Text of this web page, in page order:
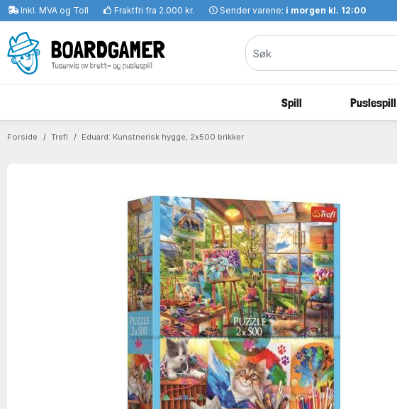
Inkl. MVA og Toll Fraktfri fra 2.000 kr. Sender varene: i morgen kl. 12:00
Spill Puslespill
Forside Trefl Eduard: Kunstnerisk hygge, 2x500 brikker